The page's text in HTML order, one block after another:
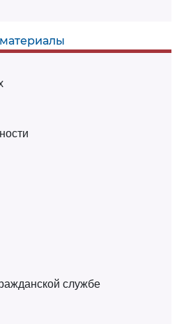
службе